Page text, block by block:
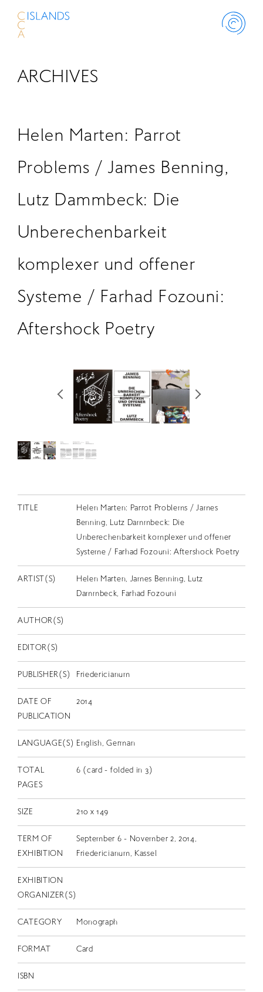
ABOUT
THINK ISLANDS
LIBRARY
SCHOLARSHIP
コンサート
出演者
スカラシップ受賞者
CONTACT
ARCHIVES
Helen Marten: Parrot
Problems / James Benning,
Lutz Dammbeck: Die
Unberechenbarkeit
komplexer und offener
Systeme / Farhad Fozouni:
Aftershock Poetry
TITLE
Helen Marten: Parrot Problems / James
Benning, Lutz Dammbeck: Die
Unberechenbarkeit komplexer und offener
Systeme / Farhad Fozouni: Aftershock Poetry
ARTIST(S)
Helen Marten, James Benning, Lutz
Dammbeck, Farhad Fozouni
AUTHOR(S)
EDITOR(S)
PUBLISHER(S) Friedericianum
DATE OF
PUBLICATION
2014
LANGUAGE(S) English, German
TOTAL
PAGES
6 (card - folded in 3)
SIZE 210 x 149
TERM OF
EXHIBITION
September 6 - November 2, 2014,
Friedericianum, Kassel
EXHIBITION
ORGANIZER(S)
CATEGORY Monograph
FORMAT Card
ISBN